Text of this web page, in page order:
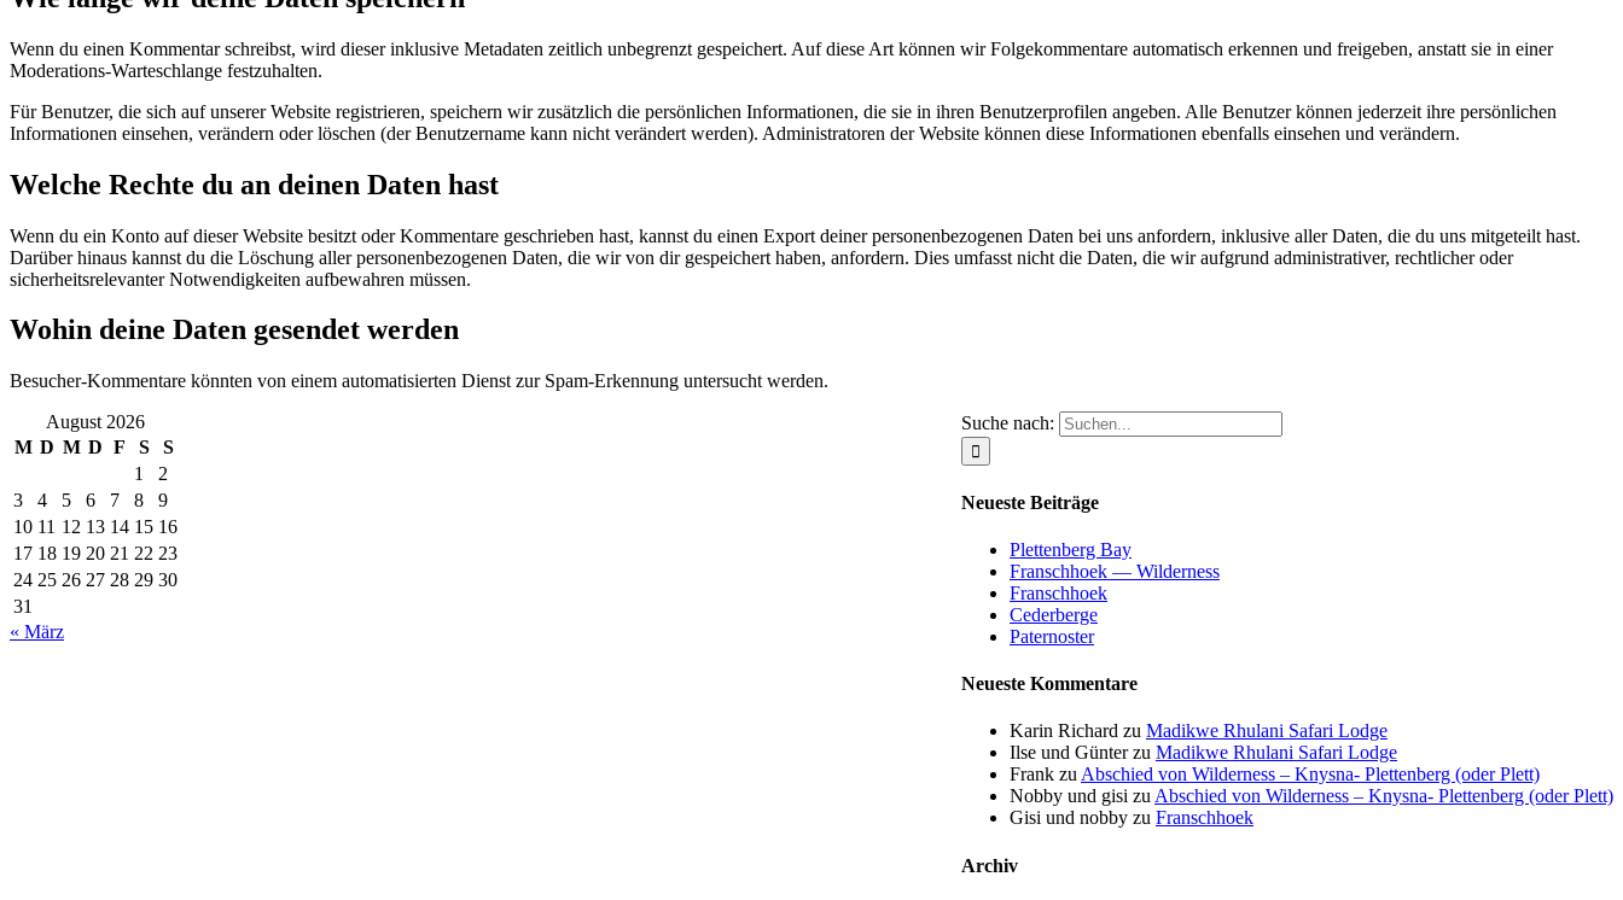
Wenn du einen Kommentar schreibst, wird dieser inklusive Metadaten zeitlich unbegrenzt gespeichert. Auf diese Art können wir Folgekommentare automatisch erkennen und freigeben, anstatt sie in einer
Moderations-Warteschlange festzuhalten.
Für Benutzer, die sich auf unserer Website registrieren, speichern wir zusätzlich die persönlichen Informationen, die sie in ihren Benutzerprofilen angeben. Alle Benutzer können jederzeit ihre persönlichen
Informationen einsehen, verändern oder löschen (der Benutzername kann nicht verändert werden). Administratoren der Website können diese Informationen ebenfalls einsehen und verändern.
Welche Rechte du an deinen Daten hast
Wenn du ein Konto auf dieser Website besitzt oder Kommentare geschrieben hast, kannst du einen Export deiner personenbezogenen Daten bei uns anfordern, inklusive aller Daten, die du uns mitgeteilt hast.
Darüber hinaus kannst du die Löschung aller personenbezogenen Daten, die wir von dir gespeichert haben, anfordern. Dies umfasst nicht die Daten, die wir aufgrund administrativer, rechtlicher oder
sicherheitsrelevanter Notwendigkeiten aufbewahren müssen.
Wohin deine Daten gesendet werden
Besucher-Kommentare könnten von einem automatisierten Dienst zur Spam-Erkennung untersucht werden.
Suche nach:
Neueste Beiträge
Plettenberg Bay
Franschhoek — Wilderness
Franschhoek
Cederberge
Paternoster
Neueste Kommentare
Karin Richard zu Madikwe Rhulani Safari Lodge
Ilse und Günterzu Madikwe Rhulani Safari Lodge
Frank zu Abschied von Wilderness – Knysna- Plettenberg (oder Plett)
Nobby und gisi zu Abschied von Wilderness – Knysna- Plettenberg (oder Plett)
Gisi und nobby zu Franschhoek
Archiv
August 2026
M D M D F S
S
1
2
3
4 5 6 7 8
9
10 11 12 13 14 15 16
17 18 19 20 21 22 23
24 25 26 27 28 29 30
31
« März